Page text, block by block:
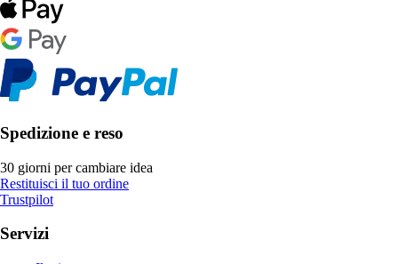
Spedizione e reso
30 giorni per cambiare idea
Restituisci il tuo ordine
Trustpilot
Servizi